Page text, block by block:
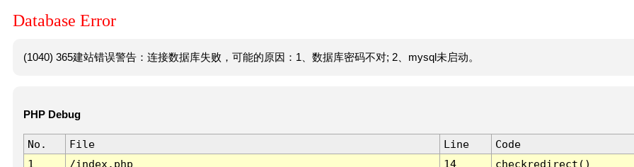
Database Error
(1040) 365建站错误警告：连接数据库失败，可能的原因：1、数据库密码不对; 2、mysql未启动。
PHP Debug
No. File Line
Code
1
/index.php 14
checkredirect()